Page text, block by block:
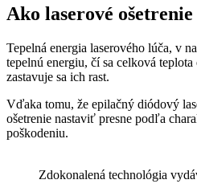
Ako laserové
Tepelná energia laserového lúča, v
tepelnú energiu, čí sa celková
zastavuje sa ich rast.
Vďaka tomu, že epilačný diódový
ošetrenie nastaviť presne podľa
poškodeniu.
Zdokonalená technológia